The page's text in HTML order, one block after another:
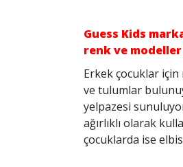
Guess Kids
renk ve modeller
Erkek çocuklar
ve tulumlar
yelpazesi
ağırlıklı olarak
çocuklarda ise